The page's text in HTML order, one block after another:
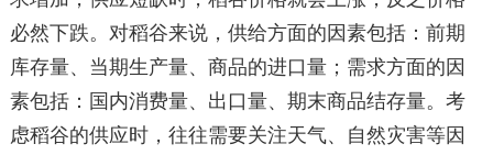
必然下跌。对稻谷来说，供给方面的因素包括：前期
库存量、当期生产量、商品的进口量；需求方面的因
素包括：国内消费量、出口量、期末商品结存量。考
虑稻谷的供应时，往往需要关注天气、自然灾害等因